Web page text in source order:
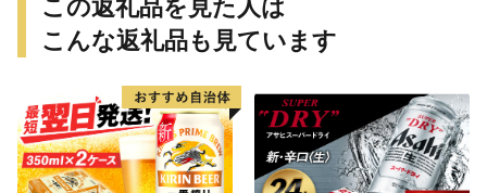
この返礼品を見た人は
こんな返礼品も見ています